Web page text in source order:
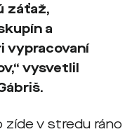
záťaž,
a
vypracovaní
vysvetlil
v stredu ráno